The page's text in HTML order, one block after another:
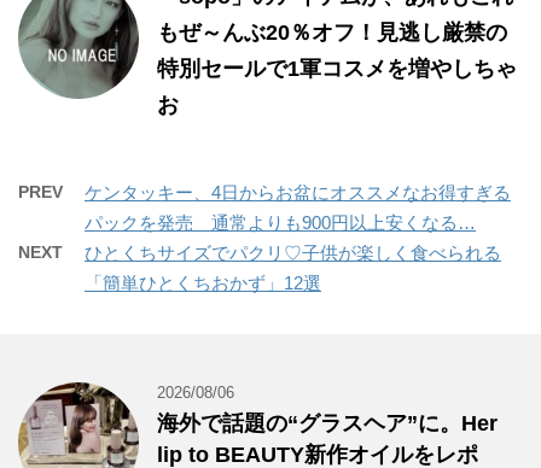
もぜ～んぶ20％オフ！見逃し厳禁の
特別セールで1軍コスメを増やしちゃ
お
PREV
ケンタッキー、4日からお盆にオススメなお得すぎる
パックを発売 通常よりも900円以上安くなる…
NEXT
ひとくちサイズでパクリ♡子供が楽しく食べられる
「簡単ひとくちおかず」12選
2026/08/06
海外で話題の“グラスヘア”に。Her
lip to BEAUTY新作オイルをレポ